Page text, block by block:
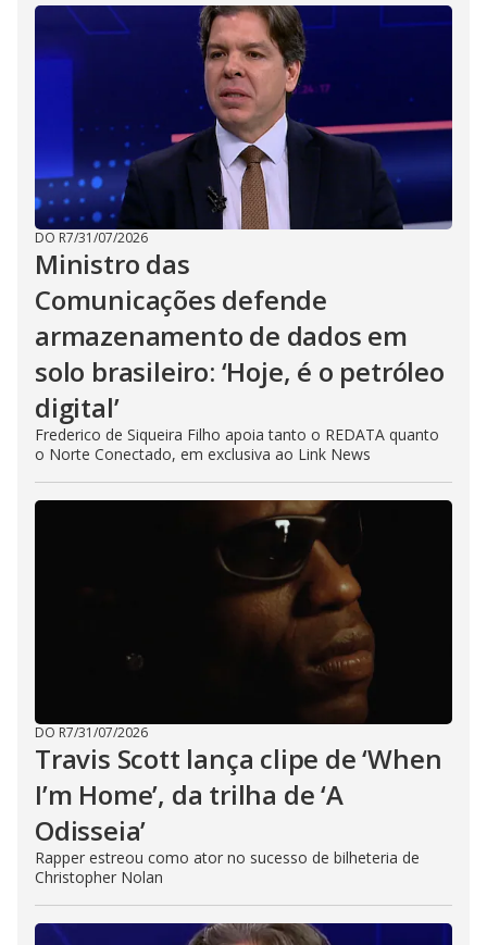
DO R7/31/07/2026
Ministro das
Comunicações defende
armazenamento de dados em
solo brasileiro: ‘Hoje, é o petróleo
digital’
Frederico de Siqueira Filho apoia tanto o REDATA quanto
o Norte Conectado, em exclusiva ao Link News
DO R7/31/07/2026
Travis Scott lança clipe de ‘When
I’m Home’, da trilha de ‘A
Odisseia’
Rapper estreou como ator no sucesso de bilheteria de
Christopher Nolan